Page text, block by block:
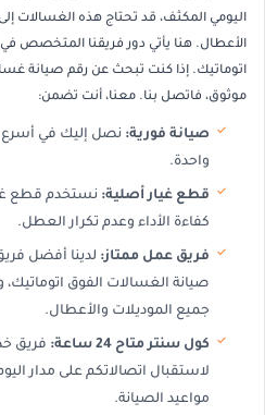
اليومي المكثف، قد تحتاج هذه الغسالات
الأعطال. هنا يأتي دور فريقنا المتخصص
اتوماتيك. إذا كنت تبحث عن رقم صيانة
موثوق، فاتصل بنا. معنا، أنت تضمن:
صيانة فورية: نصل إليك في أسرع
واحدة.
قطع غيار أصلية:
كفاءة الأداء وعدم تكرار العطل.
فريق عمل ممتاز: لدينا أفضل
صيانة الغسالات الفوق اتوماتيك،
جميع الموديلات والأعطال.
كول سنتر متاح 24 ساعة:
فريق
لاستقبال اتصالاتكم على مدار
مواعيد الصيانة.